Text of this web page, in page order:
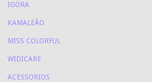
IGORA
KAMALEÃO
MISS COLORFUL
WIDICARE
ACESSORIOS